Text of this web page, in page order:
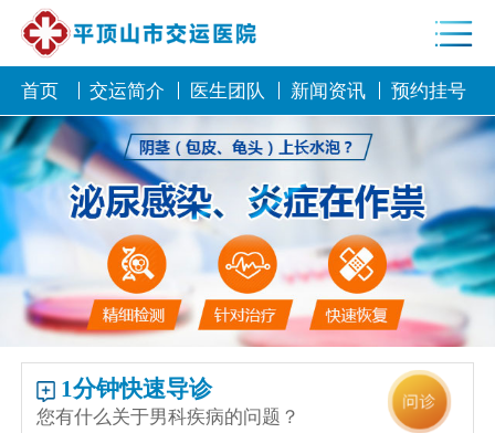
首页 交运简介 医生团队 新闻资讯 预约挂号
1分钟快速导诊
您有什么关于男科疾病的问题？